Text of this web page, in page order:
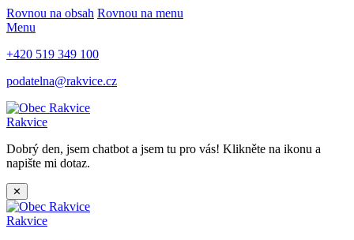
Rovnou na obsah Rovnou na menu
Menu
+420 519 349 100
podatelna@rakvice.cz
Rakvice
Dobrý den, jsem chatbot a jsem tu pro vás! Klikněte na ikonu a
napište mi dotaz.
✕
Rakvice